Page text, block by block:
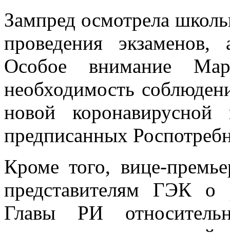
Зампред осмотрела
проведения
Особое внимание
необходимость
новой
предписанных
Кроме того, вице-
представителям ГЭК о
Главы РИ